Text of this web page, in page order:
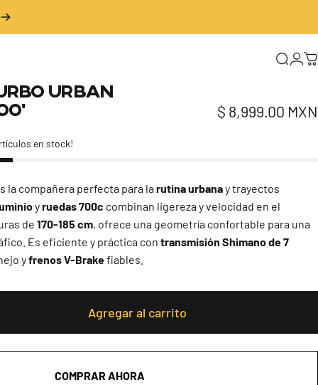
Buscar
Urban
$ 8,999.00 MXN
en stock!
la compañera perfecta para larutina urbanay trayectos
yruedas 700c combinan ligereza y velocidad en el
de170-185 cm, ofrece una geometría confortable para una
Es eficiente y práctica contransmisión Shimano de 7
yfrenos V-Brakefiables.
Agregar al carrito
COMPRAR AHORA